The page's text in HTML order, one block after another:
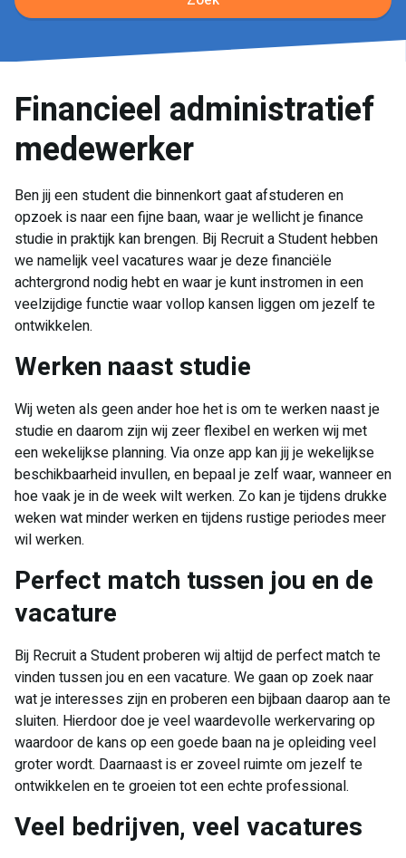
Financieel administratief
medewerker
Ben jij een student die binnenkort gaat afstuderen en
opzoek is naar een fijne baan, waar je wellicht je finance
studie in praktijk kan brengen. Bij Recruit a Student hebben
we namelijk veel vacatures waar je deze financiële
achtergrond nodig hebt en waar je kunt instromen in een
veelzijdige functie waar vollop kansen liggen om jezelf te
ontwikkelen.
Werken naast studie
Wij weten als geen ander hoe het is om te werken naast je
studie en daarom zijn wij zeer flexibel en werken wij met
een wekelijkse planning. Via onze app kan jij je wekelijkse
beschikbaarheid invullen, en bepaal je zelf waar, wanneer en
hoe vaak je in de week wilt werken. Zo kan je tijdens drukke
weken wat minder werken en tijdens rustige periodes meer
wil werken.
Perfect match tussen jou en de
vacature
Bij Recruit a Student proberen wij altijd de perfect match te
vinden tussen jou en een vacature. We gaan op zoek naar
wat je interesses zijn en proberen een bijbaan daarop aan te
sluiten. Hierdoor doe je veel waardevolle werkervaring op
waardoor de kans op een goede baan na je opleiding veel
groter wordt. Daarnaast is er zoveel ruimte om jezelf te
ontwikkelen en te groeien tot een echte professional.
Veel bedrijven, veel vacatures